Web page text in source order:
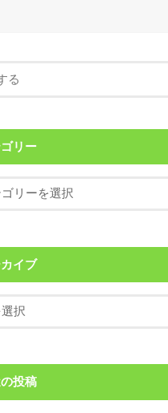
リー
イブ
投稿